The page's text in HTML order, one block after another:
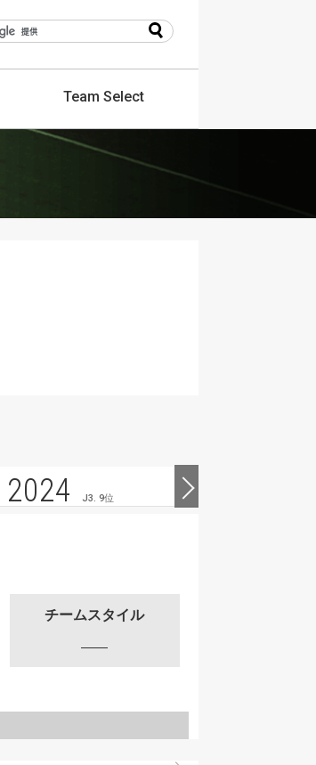
TeamSelect
2024 J3. 9位
チームスタイル